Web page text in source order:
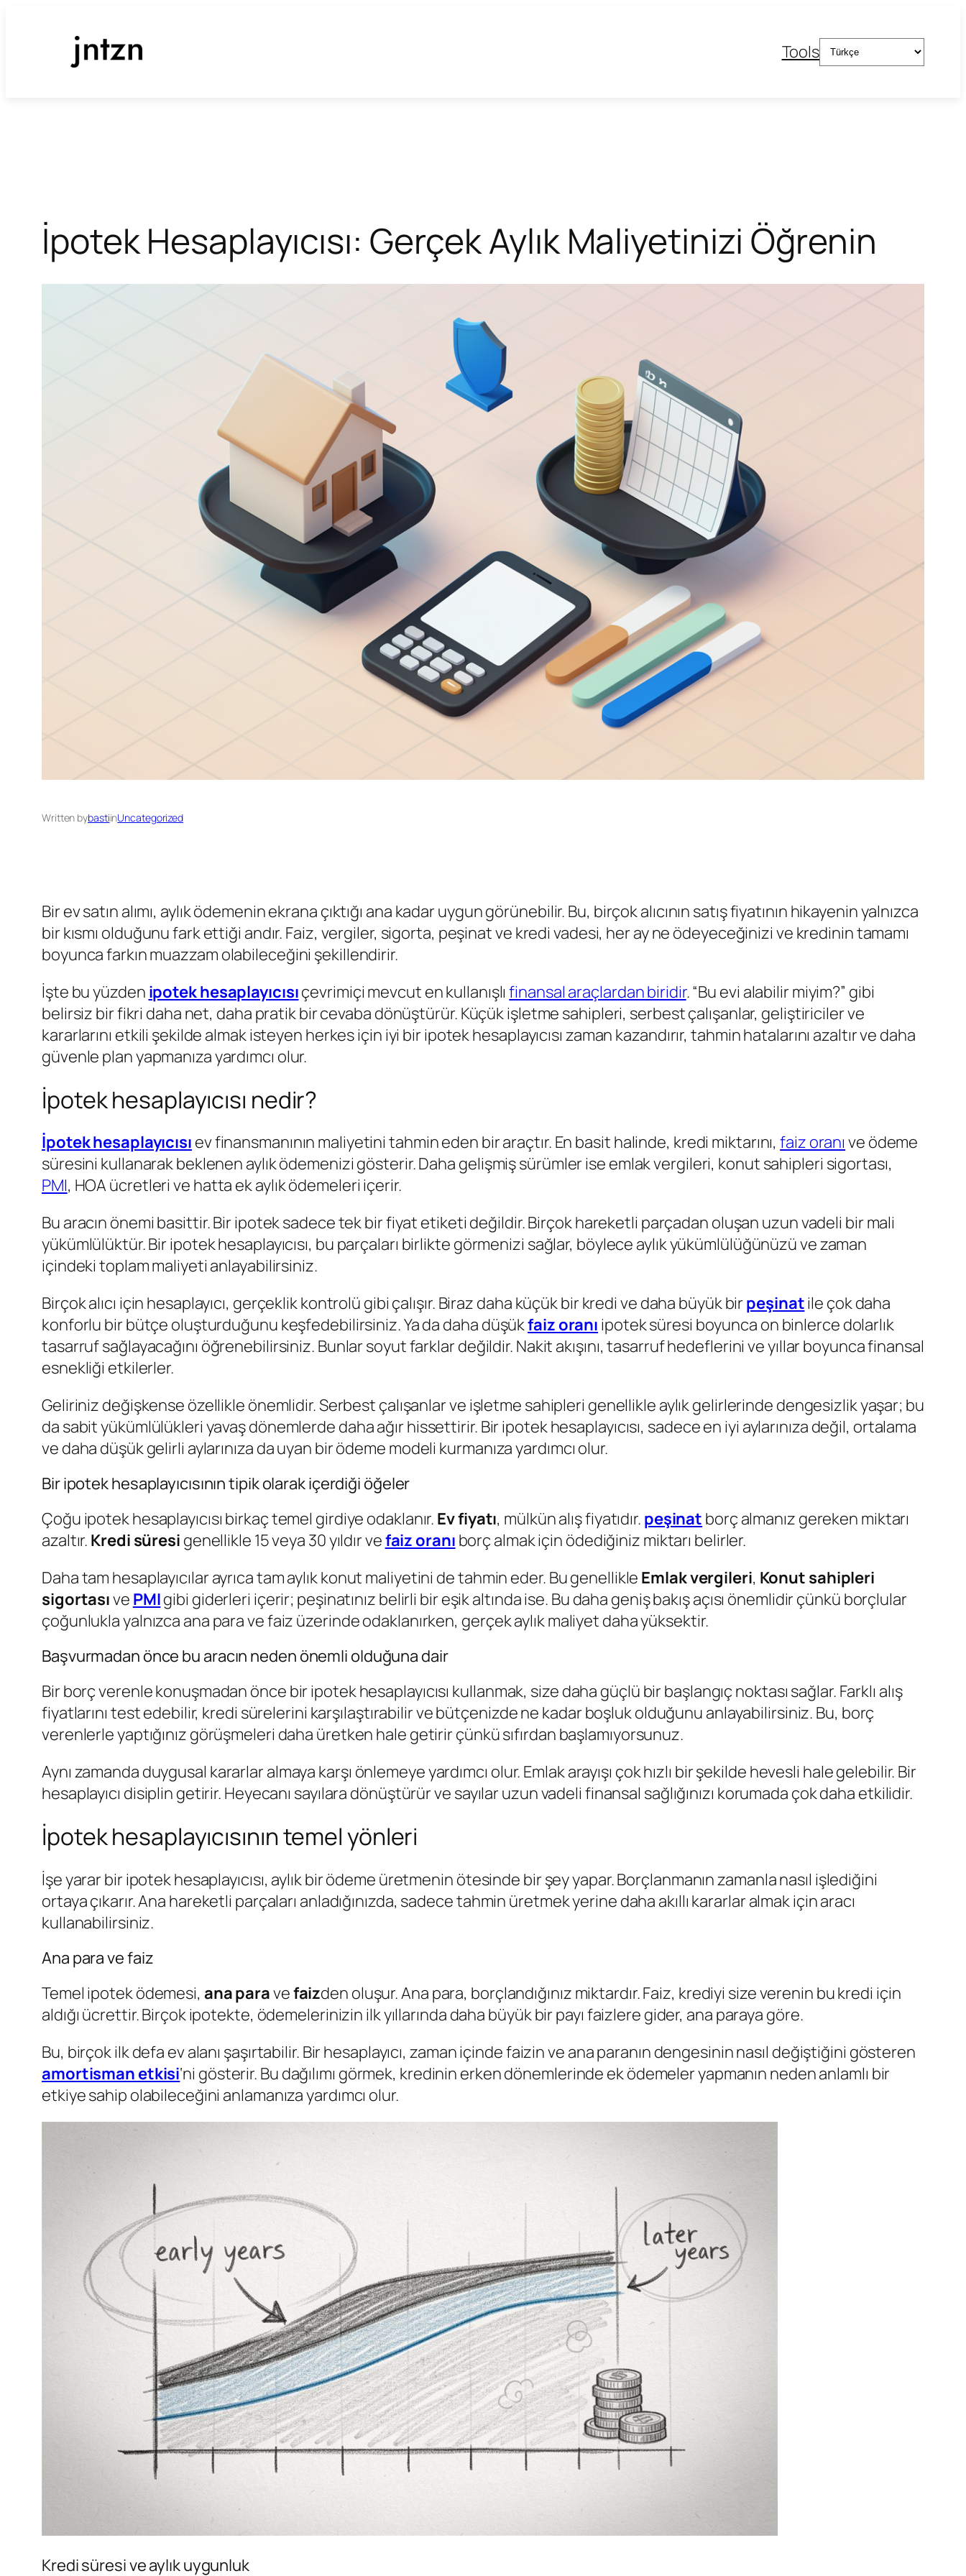
ToolsDil
Seç
İpotek Hesaplayıcısı: Gerçek Aylık Maliyetinizi Öğrenin
Written bybastiinUncategorized
Bir ev satın alımı, aylık ödemenin ekrana çıktığı ana kadar uygun görünebilir. Bu, birçok alıcının satış fiyatının hikayenin yalnızca
bir kısmı olduğunu fark ettiği andır. Faiz, vergiler, sigorta, peşinat ve kredi vadesi, her ay ne ödeyeceğinizi ve kredinin tamamı
boyunca farkın muazzam olabileceğini şekillendirir.
İşte bu yüzden ipotek hesaplayıcısıçevrimiçi mevcut en kullanışlıfinansal araçlardan biridir. “Bu evi alabilir miyim?” gibi
belirsiz bir fikri daha net, daha pratik bir cevaba dönüştürür. Küçük işletme sahipleri, serbest çalışanlar, geliştiriciler ve
kararlarını etkili şekilde almak isteyen herkes için iyi bir ipotek hesaplayıcısı zaman kazandırır, tahmin hatalarını azaltır ve daha
güvenle plan yapmanıza yardımcı olur.
İpotek hesaplayıcısı nedir?
İpotek hesaplayıcısı ev finansmanının maliyetini tahmin eden bir araçtır. En basit halinde, kredi miktarını,faiz oranı ve ödeme
süresini kullanarak beklenen aylık ödemenizi gösterir. Daha gelişmiş sürümler ise emlak vergileri, konut sahipleri sigortası,
PMI, HOA ücretleri ve hatta ek aylık ödemeleri içerir.
Bu aracın önemi basittir. Bir ipotek sadece tek bir fiyat etiketi değildir. Birçok hareketli parçadan oluşan uzun vadeli bir mali
yükümlülüktür. Bir ipotek hesaplayıcısı, bu parçaları birlikte görmenizi sağlar, böylece aylık yükümlülüğünüzü ve zaman
içindeki toplam maliyeti anlayabilirsiniz.
Birçok alıcı için hesaplayıcı, gerçeklik kontrolü gibi çalışır. Biraz daha küçük bir kredi ve daha büyük bir peşinatile çok daha
konforlu bir bütçe oluşturduğunu keşfedebilirsiniz. Ya da daha düşükfaiz oranı ipotek süresi boyunca on binlerce dolarlık
tasarruf sağlayacağını öğrenebilirsiniz. Bunlar soyut farklar değildir. Nakit akışını, tasarruf hedeflerini ve yıllar boyunca finansal
esnekliği etkilerler.
Geliriniz değişkense özellikle önemlidir. Serbest çalışanlar ve işletme sahipleri genellikle aylık gelirlerinde dengesizlik yaşar; bu
da sabit yükümlülükleri yavaş dönemlerde daha ağır hissettirir. Bir ipotek hesaplayıcısı, sadece en iyi aylarınıza değil, ortalama
ve daha düşük gelirli aylarınıza da uyan bir ödeme modeli kurmanıza yardımcı olur.
Bir ipotek hesaplayıcısının tipik olarak içerdiği öğeler
Çoğu ipotek hesaplayıcısı birkaç temel girdiye odaklanır. Ev fiyatı, mülkün alış fiyatıdır. peşinat borç almanız gereken miktarı
azaltır. Kredi süresi genellikle 15 veya 30 yıldır vefaiz oranı borç almak için ödediğiniz miktarı belirler.
Daha tam hesaplayıcılar ayrıca tam aylık konut maliyetini de tahmin eder. Bu genellikle Emlak vergileri, Konut sahipleri
sigortasıve PMIgibi giderleri içerir; peşinatınız belirli bir eşik altında ise. Bu daha geniş bakış açısı önemlidir çünkü borçlular
çoğunlukla yalnızca ana para ve faiz üzerinde odaklanırken, gerçek aylık maliyet daha yüksektir.
Başvurmadan önce bu aracın neden önemli olduğuna dair
Bir borç verenle konuşmadan önce bir ipotek hesaplayıcısı kullanmak, size daha güçlü bir başlangıç noktası sağlar. Farklı alış
fiyatlarını test edebilir, kredi sürelerini karşılaştırabilir ve bütçenizde ne kadar boşluk olduğunu anlayabilirsiniz. Bu, borç
verenlerle yaptığınız görüşmeleri daha üretken hale getirir çünkü sıfırdan başlamıyorsunuz.
Aynı zamanda duygusal kararlar almaya karşı önlemeye yardımcı olur. Emlak arayışı çok hızlı bir şekilde hevesli hale gelebilir. Bir
hesaplayıcı disiplin getirir. Heyecanı sayılara dönüştürür ve sayılar uzun vadeli finansal sağlığınızı korumada çok daha etkilidir.
İpotek hesaplayıcısının temel yönleri
İşe yarar bir ipotek hesaplayıcısı, aylık bir ödeme üretmenin ötesinde bir şey yapar. Borçlanmanın zamanla nasıl işlediğini
ortaya çıkarır. Ana hareketli parçaları anladığınızda, sadece tahmin üretmek yerine daha akıllı kararlar almak için aracı
kullanabilirsiniz.
Ana para ve faiz
Temel ipotek ödemesi, ana paravefaizden oluşur. Ana para, borçlandığınız miktardır. Faiz, krediyi size verenin bu kredi için
aldığı ücrettir. Birçok ipotekte, ödemelerinizin ilk yıllarında daha büyük bir payı faizlere gider, ana paraya göre.
Bu, birçok ilk defa ev alanı şaşırtabilir. Bir hesaplayıcı, zaman içinde faizin ve ana paranın dengesinin nasıl değiştiğini gösteren
amortisman etkisi‘ni gösterir. Bu dağılımı görmek, kredinin erken dönemlerinde ek ödemeler yapmanın neden anlamlı bir
etkiye sahip olabileceğini anlamanıza yardımcı olur.
Kredi süresi ve aylık uygunluk